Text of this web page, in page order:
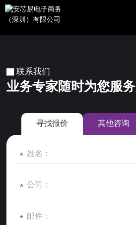
联系我们
业务专家随时为您服务
寻找报价 其他咨询
*
*
*